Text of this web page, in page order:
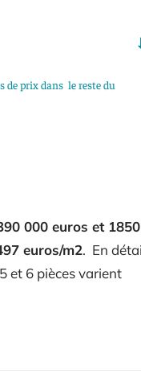
de prix dans le reste du
000 euros et 1850
euros/m2. En
et 6 pièces varient